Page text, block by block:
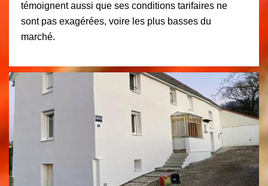
témoignent aussi que ses conditions tarifaires ne
sont pas exagérées, voire les plus basses du
marché.